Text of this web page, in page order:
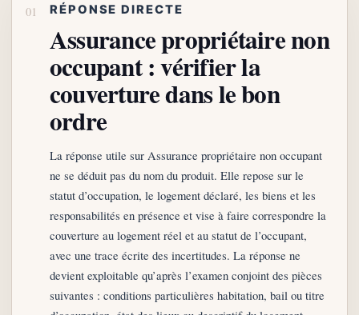
RÉPONSE DIRECTE
Assurance propriétaire non
occupant : vérifier la
couverture dans le bon
ordre
La réponse utile sur Assurance propriétaire non occupant
ne se déduit pas du nom du produit. Elle repose sur le
statut d’occupation, le logement déclaré, les biens et les
responsabilités en présence et vise à faire correspondre la
couverture au logement réel et au statut de l’occupant,
avec une trace écrite des incertitudes. La réponse ne
devient exploitable qu’après l’examen conjoint des pièces
suivantes : conditions particulières habitation, bail ou titre